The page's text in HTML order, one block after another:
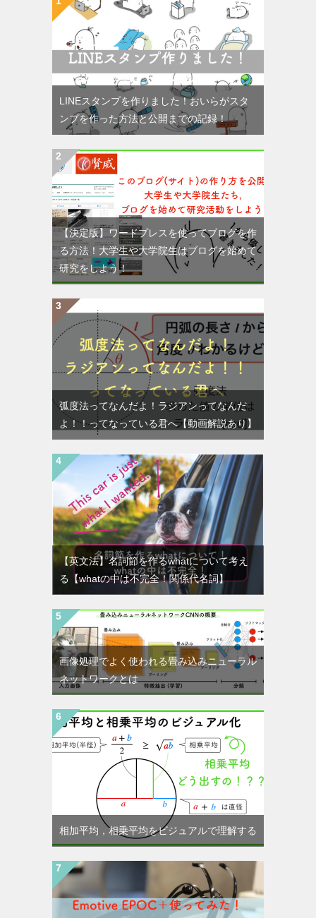
LINEスタンプを作りました！おいらがスタ
ンプを作った方法と公開までの記録！
【決定版】ワードプレスを使ってブログを作
る方法！大学生や大学院生はブログを始めて
研究をしよう！
弧度法ってなんだよ！ラジアンってなんだ
よ！！ってなっている君へ【動画解説あり】
【英文法】名詞節を作るwhatについて考え
る【whatの中は不完全！関係代名詞】
画像処理でよく使われる畳み込みニューラル
ネットワークとは
相加平均，相乗平均をビジュアルで理解する